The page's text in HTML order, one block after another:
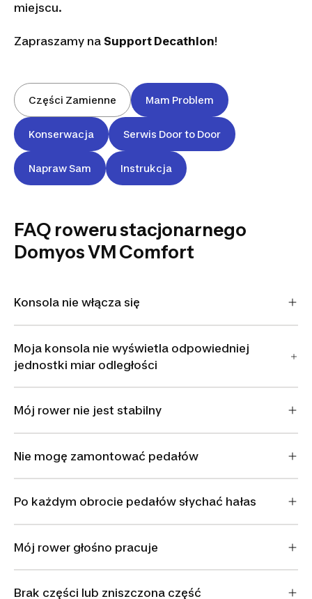
miejscu.
Zapraszamy na Support Decathlon!
Części Zamienne Mam Problem
Konserwacja Serwis Door to Door
Napraw Sam Instrukcja
FAQ roweru stacjonarnego
Domyos VM Comfort
Konsola nie włącza się
Moja konsola nie wyświetla odpowiedniej
jednostki miar odległości
Mój rower nie jest stabilny
Nie mogę zamontować pedałów
Po każdym obrocie pedałów słychać hałas
Mój rower głośno pracuje
Brak części lub zniszczona część